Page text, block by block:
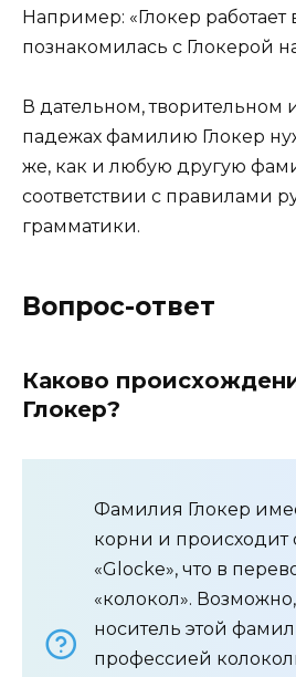
Например: «Глокер работает
познакомилась с Глокерой
В дательном,
падежах фамилию Глокер
же, как и любую другую
соответствии с правилами
грамматики.
Вопрос-ответ
Каково
Глокер?
Фамилия Глокер
корни и происходит
«Glocke», что в
«колокол».
носитель этой
профессией